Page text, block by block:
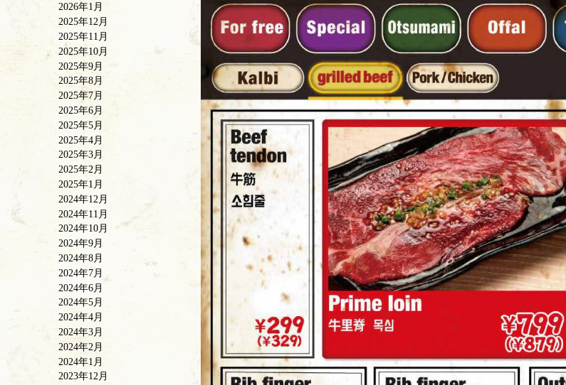
2026年1月
2025年12月
2025年11月
2025年10月
2025年9月
2025年8月
2025年7月
2025年6月
2025年5月
2025年4月
2025年3月
2025年2月
2025年1月
2024年12月
2024年11月
2024年10月
2024年9月
2024年8月
2024年7月
2024年6月
2024年5月
2024年4月
2024年3月
2024年2月
2024年1月
2023年12月